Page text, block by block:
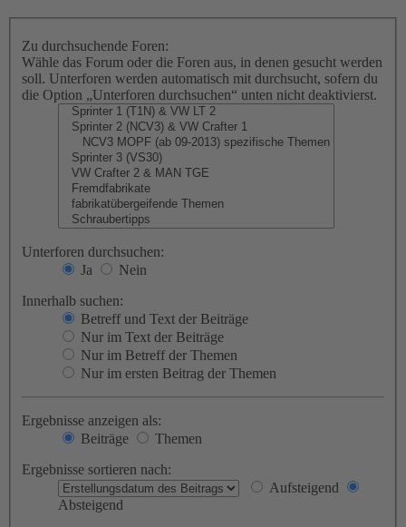
Zu durchsuchende Foren:
Wähle das Forum oder die Foren aus, in denen gesucht werden
soll. Unterforen werden automatisch mit durchsucht, sofern du
die Option „Unterforen durchsuchen“ unten nicht deaktivierst.
Unterforen durchsuchen:
Ja
Nein
Innerhalb suchen:
Betreff und Text der Beiträge
Nur im Text der Beiträge
Nur im Betreff der Themen
Nur im ersten Beitrag der Themen
Ergebnisse anzeigen als:
Beiträge
Themen
Ergebnisse sortieren nach:
Aufsteigend
Absteigend